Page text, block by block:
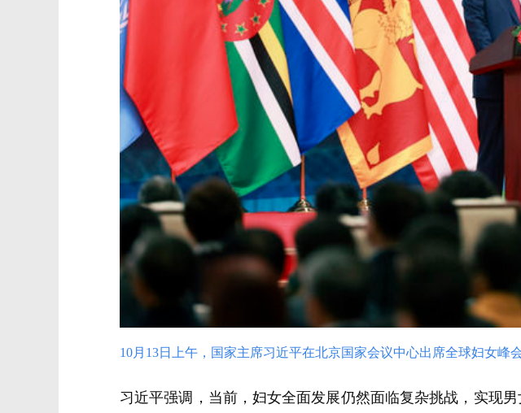
10月13日上午，国家主席习近平在北京国家会议中心出席全球妇女峰
习近平强调，当前，妇女全面发展仍然面临复杂挑战，实现